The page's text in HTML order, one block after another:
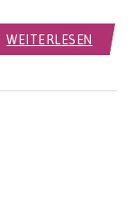
WEITERLESEN